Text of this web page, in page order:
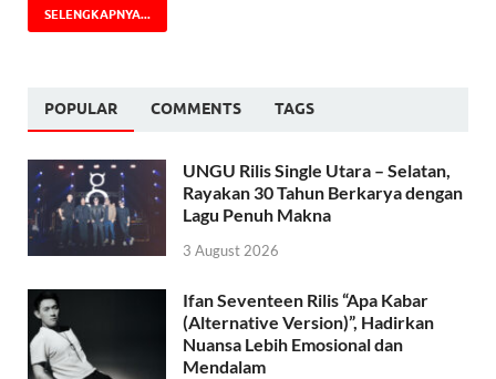
SELENGKAPNYA...
POPULAR COMMENTS TAGS
UNGU Rilis Single Utara – Selatan,
Rayakan 30 Tahun Berkarya dengan
Lagu Penuh Makna
3 August 2026
Ifan Seventeen Rilis “Apa Kabar
(Alternative Version)”, Hadirkan
Nuansa Lebih Emosional dan
Mendalam